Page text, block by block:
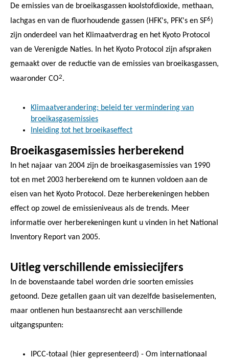
De emissies van de broeikasgassen koolstofdioxide, methaan,
lachgas en van de fluorhoudende gassen (HFK's, PFK's en SF6)
zijn onderdeel van het Klimaatverdrag en het Kyoto Protocol
van de Verenigde Naties. In het Kyoto Protocol zijn afspraken
gemaakt over de reductie van de emissies van broeikasgassen,
waaronder CO2.
Klimaatverandering: beleid ter vermindering van
broeikasgasemissies
Inleiding tot het broeikaseffect
Broeikasgasemissies herberekend
In het najaar van 2004 zijn de broeikasgasemissies van 1990
tot en met 2003 herberekend om te kunnen voldoen aan de
eisen van het Kyoto Protocol. Deze herberekeningen hebben
effect op zowel de emissieniveaus als de trends. Meer
informatie over herberekeningen kunt u vinden in het National
Inventory Report van 2005.
Uitleg verschillende emissiecijfers
In de bovenstaande tabel worden drie soorten emissies
getoond. Deze getallen gaan uit van dezelfde basiselementen,
maar ontlenen hun bestaansrecht aan verschillende
uitgangspunten:
IPCC-totaal (hier gepresenteerd) - Om internationaal